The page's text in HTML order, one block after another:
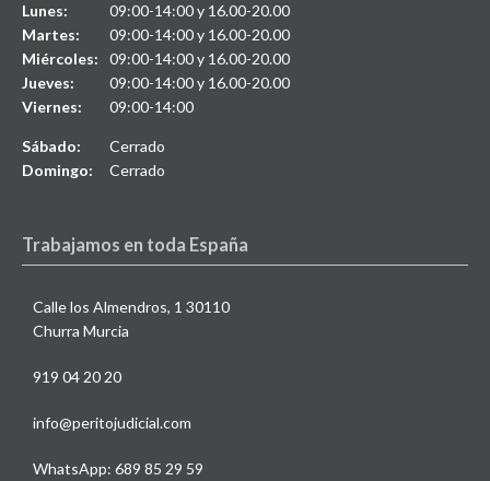
Lunes:
09:00-14:00 y 16.00-20.00
Martes:
09:00-14:00 y 16.00-20.00
Miércoles:
09:00-14:00 y 16.00-20.00
Jueves:
09:00-14:00 y 16.00-20.00
Viernes:
09:00-14:00
Sábado:
Cerrado
Domingo:
Cerrado
Trabajamos en toda España
Calle los Almendros, 1 30110
Churra Murcia
919 04 20 20
info@peritojudicial.com
WhatsApp: 689 85 29 59